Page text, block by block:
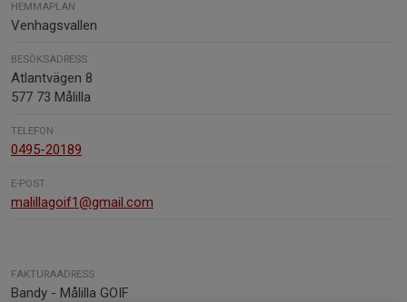
HEMMAPLAN
Venhagsvallen
BESÖKSADRESS
Atlantvägen 8
577 73 Målilla
TELEFON
0495-20189
E-POST
malillagoif1@gmail.com
FAKTURAADRESS
Bandy - Målilla GOIF